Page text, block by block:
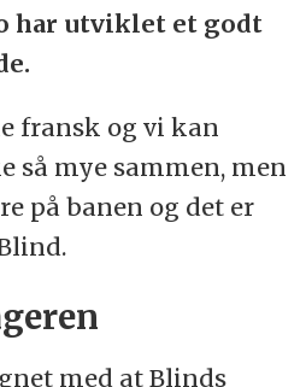
har utviklet et godt
fransk og vi kan
så mye sammen, men
på banen og det er
med at Blinds